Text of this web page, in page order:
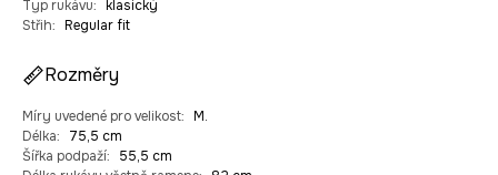
Typ rukávu: klasický
Střih: Regular fit
Rozměry
Míry uvedené pro velikost: M.
Délka:
75,5 cm
Šířka podpaží:
55,5 cm